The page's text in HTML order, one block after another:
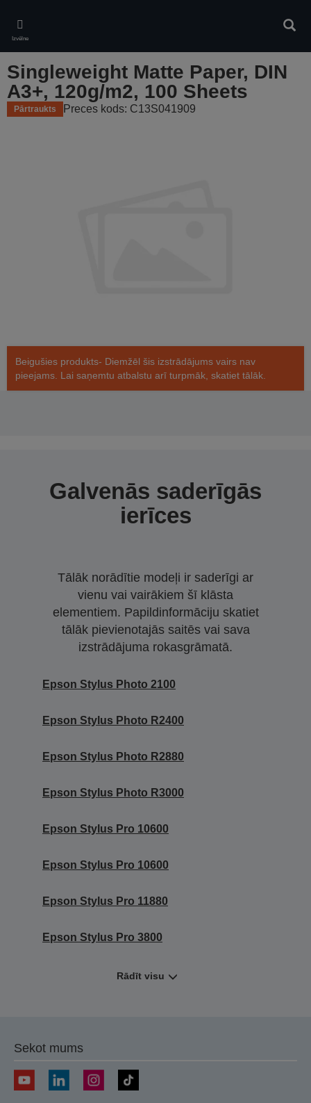
main
content
Izvēlne
Singleweight Matte Paper, DIN
A3+, 120g/m2, 100 Sheets
Pārtraukts Preces kods: C13S041909
Beigušies produkts- Diemžēl šis izstrādājums vairs nav
pieejams. Lai saņemtu atbalstu arī turpmāk, skatiet tālāk.
Galvenās saderīgās
ierīces
Tālāk norādītie modeļi ir saderīgi ar
vienu vai vairākiem šī klāsta
elementiem. Papildinformāciju skatiet
tālāk pievienotajās saitēs vai sava
izstrādājuma rokasgrāmatā.
Epson Stylus Photo 2100
Epson Stylus Photo R2400
Epson Stylus Photo R2880
Epson Stylus Photo R3000
Epson Stylus Pro 10600
Epson Stylus Pro 10600
Epson Stylus Pro 11880
Epson Stylus Pro 3800
Rādīt visu
Sekot mums